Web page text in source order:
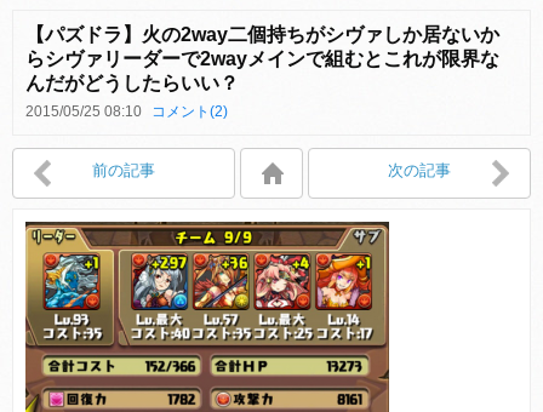
Powered by livedoor 相互RSS
【パズドラ】火の2way二個持ちがシヴァしか居ないか
らシヴァリーダーで2wayメインで組むとこれが限界な
んだがどうしたらいい？
2015/05/25 08:10 コメント(2)
前の記事 次の記事